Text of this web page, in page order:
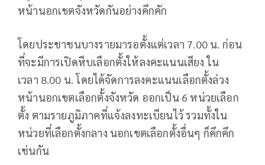
หน้านอกเขตจังหวัดกันอย่างคึกคัก
โดยประชาชนบางรายมารอตั้งแต่เวลา 7.00 น. ก่อน
ที่จะมีการเปิดหีบเลือกตั้งให้ลงคะแนนเสียง ใน
เวลา 8.00 น. โดยได้จัดการลงคะแนนเลือกตั้งล่วง
หน้านอกเขตเลือกตั้งจังหวัด ออกเป็น 6 หน่วยเลือก
ตั้ง ตามรายภูมิภาคที่แจ้งลงทะเบียนไว้ รวมทั้งใน
หน่วยที่เลือกตั้งกลาง นอกเขตเลือกตั้งอื่นๆ ก็คึกคึก
เช่นกัน